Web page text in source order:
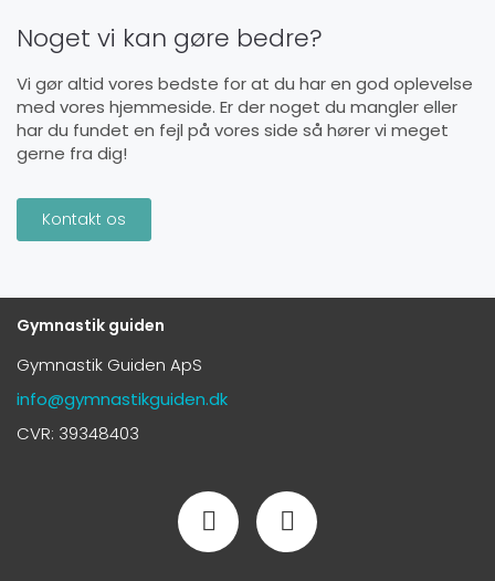
Noget vi kan gøre bedre?
Vi gør altid vores bedste for at du har en god oplevelse
med vores hjemmeside. Er der noget du mangler eller
har du fundet en fejl på vores side så hører vi meget
gerne fra dig!
Kontakt os
Gymnastik guiden
Gymnastik Guiden ApS
info@gymnastikguiden.dk
CVR: 39348403